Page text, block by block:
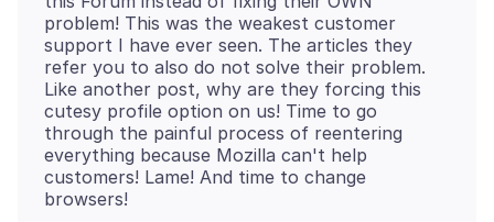
problem! This was the weakest customer
support I have ever seen. The articles they
refer you to also do not solve their problem.
Like another post, why are they forcing this
cutesy profile option on us! Time to go
through the painful process of reentering
everything because Mozilla can't help
customers! Lame! And time to change